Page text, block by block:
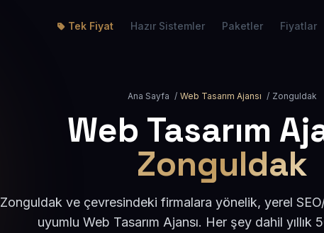
Tek Fiyat Hazır Sistemler Paketler Fiyatlar
Ana Sayfa / Web Tasarım Ajansı / Zonguldak
Web Tasarım
Zonguldak
Zonguldak ve çevresindeki firmalara yönelik, yerel
uyumlu Web Tasarım Ajansı. Her şey dahil yıllık